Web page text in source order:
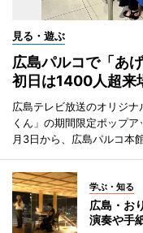
見る・遊ぶ
広島パルコで「あ
初日は1400人超来
広島テレビ放送のオリジ
くん」の期間限定ポップ
月3日から、広島パルコ本
学ぶ・知る
広島・お
演奏や手